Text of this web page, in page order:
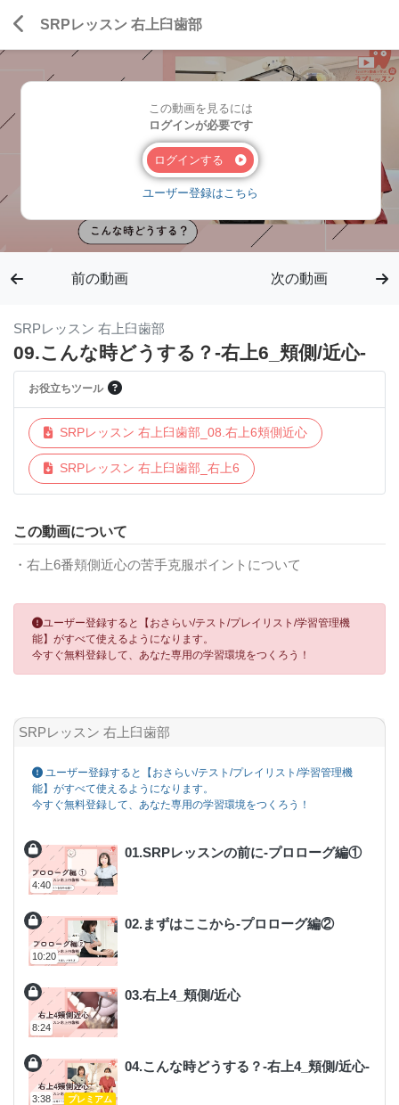
SRPレッスン 右上臼歯部
この動画を見るには
ログインが必要です
ログインする
ユーザー登録はこちら
前の動画 次の動画
SRPレッスン 右上臼歯部
09.こんな時どうする？-右上6_頬側/近心-
お役立ちツール
SRPレッスン 右上臼歯部_08.右上6頬側近心
SRPレッスン 右上臼歯部_右上6
この動画について
・右上6番頬側近心の苦手克服ポイントについて
ユーザー登録すると【おさらい/テスト/プレイリスト/学習管理機
能】がすべて使えるようになります。
今すぐ無料登録して、あなた専用の学習環境をつくろう！
SRPレッスン 右上臼歯部
ユーザー登録すると【おさらい/テスト/プレイリスト/学習管理機
能】がすべて使えるようになります。
今すぐ無料登録して、あなた専用の学習環境をつくろう！
4:40
01.SRPレッスンの前に-プロローグ編①
10:20
02.まずはここから-プロローグ編②
8:24
03.右上4_頬側/近心
3:38 プレミアム
04.こんな時どうする？-右上4_頬側/近心-